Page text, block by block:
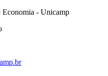
Economia - Unicamp